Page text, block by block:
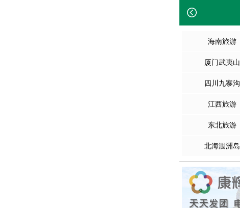
海南旅游
厦门武夷山
四川九寨沟
江西旅游
东北旅游
北海涠洲岛